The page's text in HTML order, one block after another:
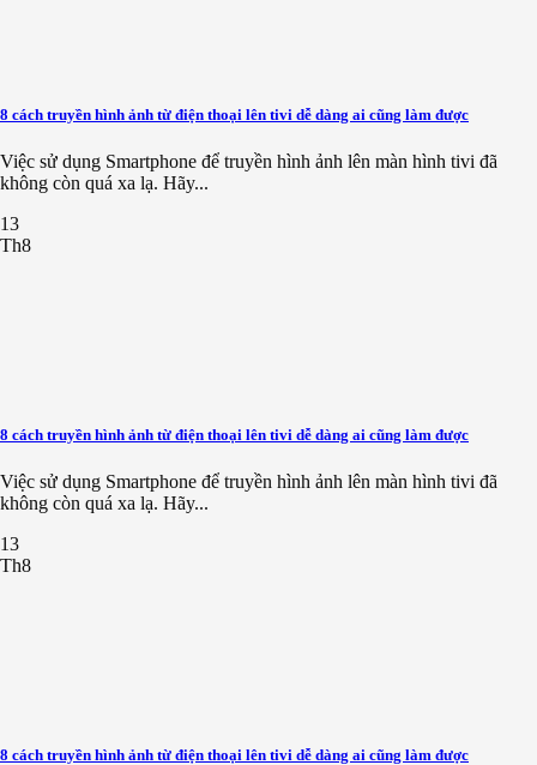
8 cách truyền hình ảnh từ điện thoại lên tivi dễ dàng ai cũng làm được
Việc sử dụng Smartphone để truyền hình ảnh lên màn hình tivi đã
không còn quá xa lạ. Hãy...
13
Th8
8 cách truyền hình ảnh từ điện thoại lên tivi dễ dàng ai cũng làm được
Việc sử dụng Smartphone để truyền hình ảnh lên màn hình tivi đã
không còn quá xa lạ. Hãy...
13
Th8
8 cách truyền hình ảnh từ điện thoại lên tivi dễ dàng ai cũng làm được